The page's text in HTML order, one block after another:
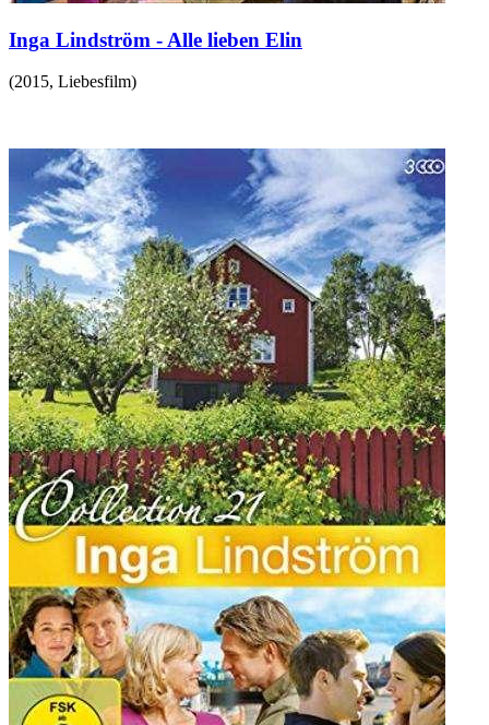
Inga Lindström - Alle lieben Elin
(2015, Liebesfilm)